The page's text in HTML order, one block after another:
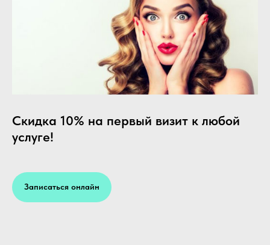
Скидка 10% на первый визит к любой
услуге!
Записаться онлайн